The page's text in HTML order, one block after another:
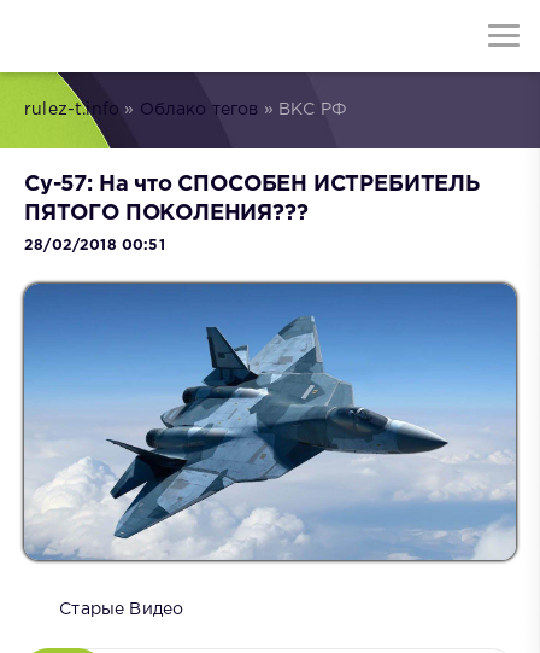
rulez-t.info » Облако тегов » ВКС РФ
Су-57: На что СПОСОБЕН ИСТРЕБИТЕЛЬ
ПЯТОГО ПОКОЛЕНИЯ???
28/02/2018 00:51
Старые Видео